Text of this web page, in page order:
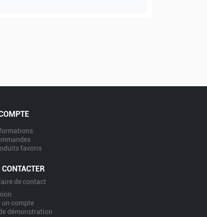
favoris
CONTACTER
de contact
un compte
démonstration